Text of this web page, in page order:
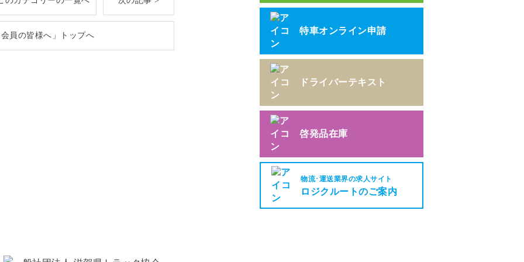
会員の皆様へ」トップへ 特車オンライン申請
ドライバーテキスト
啓発品在庫
物流･運送業界の求人サイト
ロジクルートのご案内